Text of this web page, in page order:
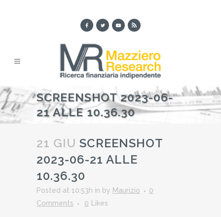
SCREENSHOT 2023-06-
21 ALLE 10.36.30
21 GIU SCREENSHOT
2023-06-21 ALLE
10.36.30
Posted at 10:53h in by Maurizio
0
Comments
0 Likes